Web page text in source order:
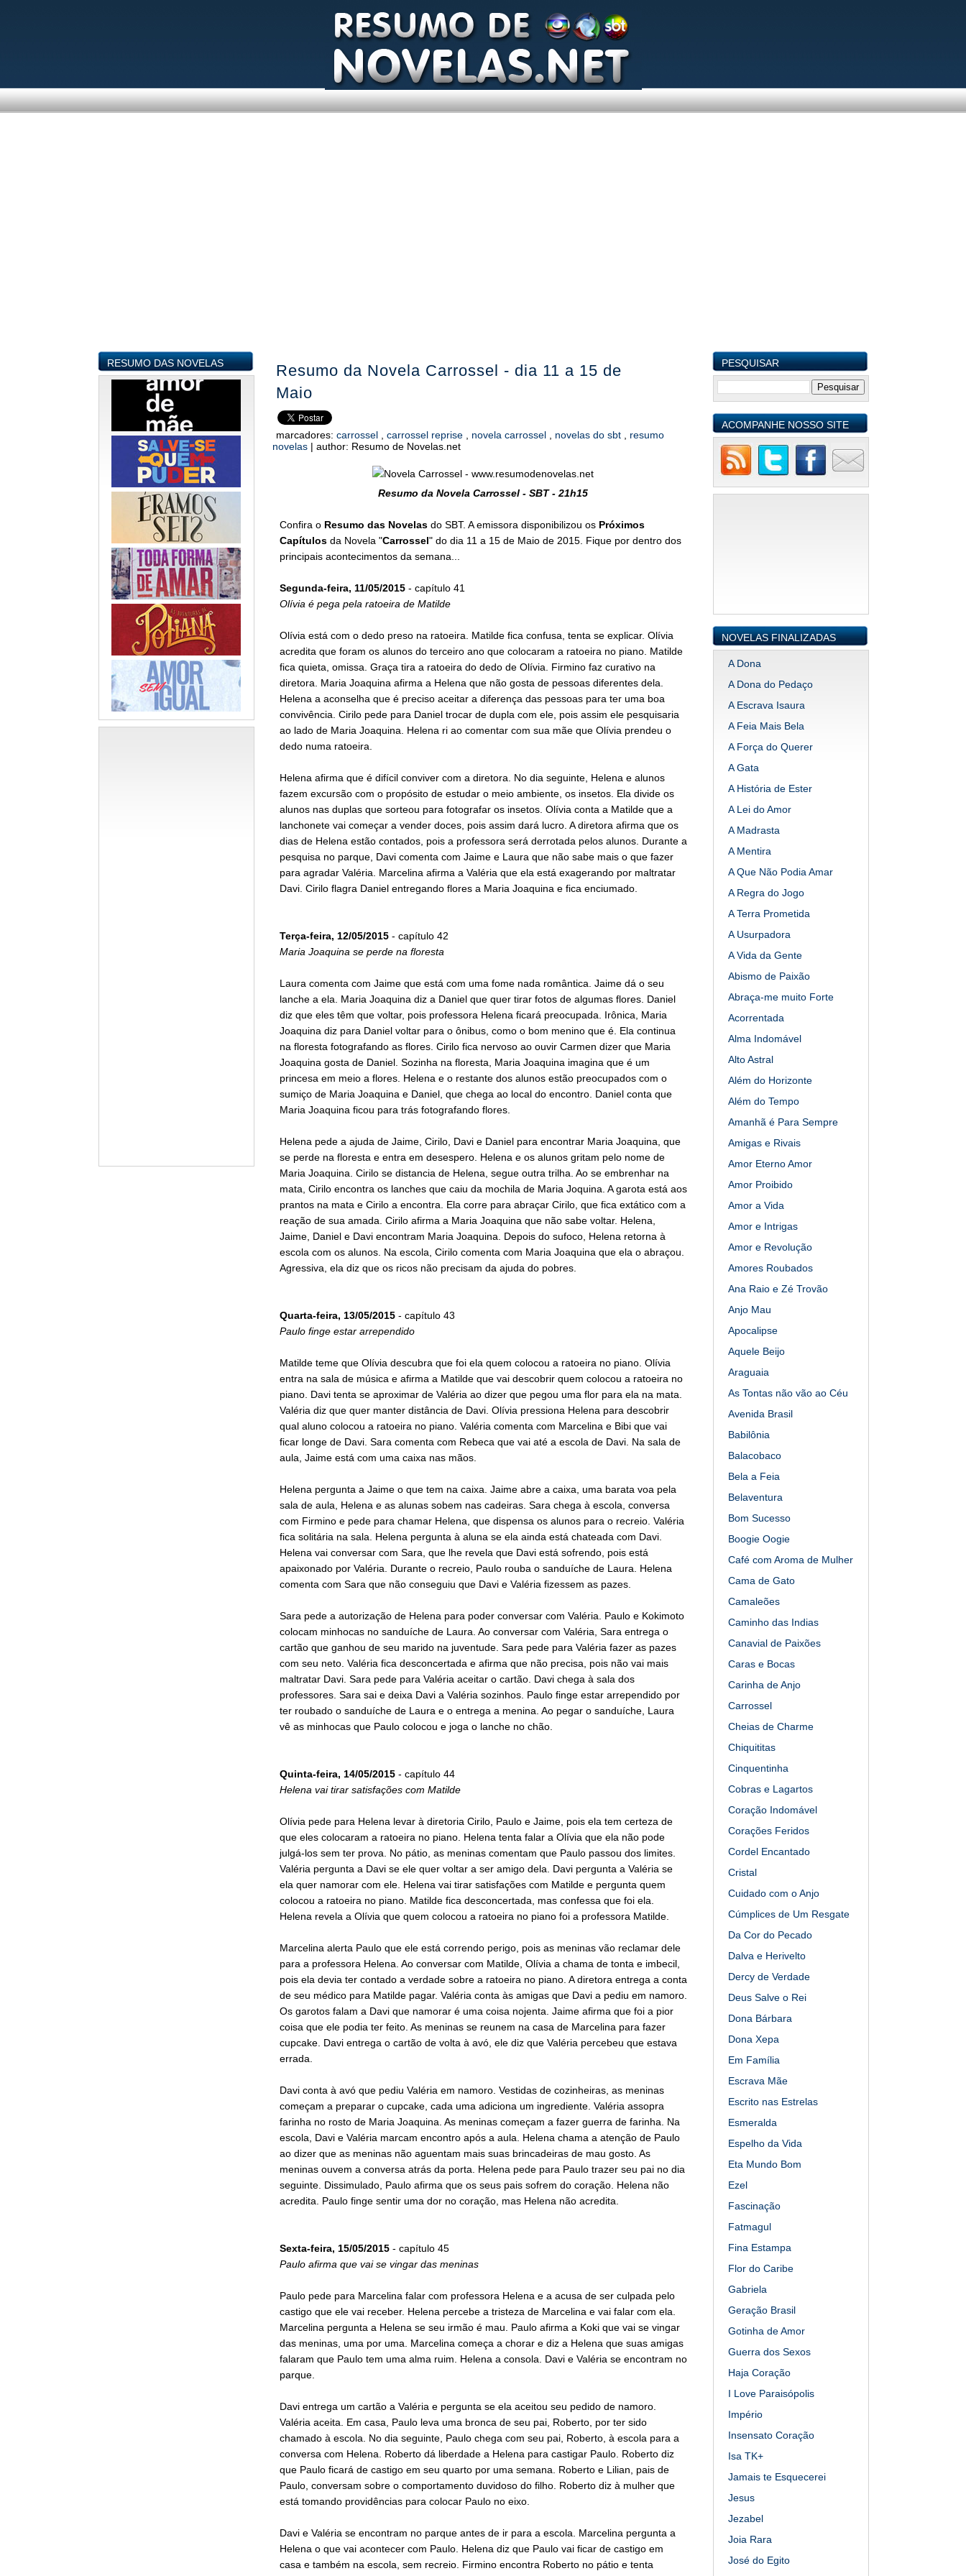
RESUMO DAS NOVELAS
Resumo da Novela Carrossel - dia 11 a 15 de
Maio
marcadores: carrossel carrossel reprise novela carrossel novelas do sbt
resumo
novelas | author: Resumo de Novelas.net
Resumo da Novela Carrossel - SBT - 21h15
Confira o Resumo das Novelasdo SBT. A emissora disponibilizou os Próximos
Capítulosda Novela "Carrossel" do dia 11 a 15 de Maio de 2015. Fique por dentro dos
principais acontecimentos da semana...
Segunda-feira, 11/05/2015- capítulo 41
Olívia é pega pela ratoeira de Matilde
Olívia está com o dedo preso na ratoeira. Matilde fica confusa, tenta se explicar. Olívia
acredita que foram os alunos do terceiro ano que colocaram a ratoeira no piano. Matilde
fica quieta, omissa. Graça tira a ratoeira do dedo de Olívia. Firmino faz curativo na
diretora. Maria Joaquina afirma a Helena que não gosta de pessoas diferentes dela.
Helena a aconselha que é preciso aceitar a diferença das pessoas para ter uma boa
convivência. Cirilo pede para Daniel trocar de dupla com ele, pois assim ele pesquisaria
ao lado de Maria Joaquina. Helena ri ao comentar com sua mãe que Olívia prendeu o
dedo numa ratoeira.
Helena afirma que é difícil conviver com a diretora. No dia seguinte, Helena e alunos
fazem excursão com o propósito de estudar o meio ambiente, os insetos. Ela divide os
alunos nas duplas que sorteou para fotografar os insetos. Olívia conta a Matilde que a
lanchonete vai começar a vender doces, pois assim dará lucro. A diretora afirma que os
dias de Helena estão contados, pois a professora será derrotada pelos alunos. Durante a
pesquisa no parque, Davi comenta com Jaime e Laura que não sabe mais o que fazer
para agradar Valéria. Marcelina afirma a Valéria que ela está exagerando por maltratar
Davi. Cirilo flagra Daniel entregando flores a Maria Joaquina e fica enciumado.
Terça-feira, 12/05/2015- capítulo 42
Maria Joaquina se perde na floresta
Laura comenta com Jaime que está com uma fome nada romântica. Jaime dá o seu
lanche a ela. Maria Joaquina diz a Daniel que quer tirar fotos de algumas flores. Daniel
diz que eles têm que voltar, pois professora Helena ficará preocupada. Irônica, Maria
Joaquina diz para Daniel voltar para o ônibus, como o bom menino que é. Ela continua
na floresta fotografando as flores. Cirilo fica nervoso ao ouvir Carmen dizer que Maria
Joaquina gosta de Daniel. Sozinha na floresta, Maria Joaquina imagina que é um
princesa em meio a flores. Helena e o restante dos alunos estão preocupados com o
sumiço de Maria Joaquina e Daniel, que chega ao local do encontro. Daniel conta que
Maria Joaquina ficou para trás fotografando flores.
Helena pede a ajuda de Jaime, Cirilo, Davi e Daniel para encontrar Maria Joaquina, que
se perde na floresta e entra em desespero. Helena e os alunos gritam pelo nome de
Maria Joaquina. Cirilo se distancia de Helena, segue outra trilha. Ao se embrenhar na
mata, Cirilo encontra os lanches que caiu da mochila de Maria Joquina. A garota está aos
prantos na mata e Cirilo a encontra. Ela corre para abraçar Cirilo, que fica extático com a
reação de sua amada. Cirilo afirma a Maria Joaquina que não sabe voltar. Helena,
Jaime, Daniel e Davi encontram Maria Joaquina. Depois do sufoco, Helena retorna à
escola com os alunos. Na escola, Cirilo comenta com Maria Joaquina que ela o abraçou.
Agressiva, ela diz que os ricos não precisam da ajuda do pobres.
Quarta-feira, 13/05/2015- capítulo 43
Paulo finge estar arrependido
Matilde teme que Olívia descubra que foi ela quem colocou a ratoeira no piano. Olívia
entra na sala de música e afirma a Matilde que vai descobrir quem colocou a ratoeira no
piano. Davi tenta se aproximar de Valéria ao dizer que pegou uma flor para ela na mata.
Valéria diz que quer manter distância de Davi. Olívia pressiona Helena para descobrir
qual aluno colocou a ratoeira no piano. Valéria comenta com Marcelina e Bibi que vai
ficar longe de Davi. Sara comenta com Rebeca que vai até a escola de Davi. Na sala de
aula, Jaime está com uma caixa nas mãos.
Helena pergunta a Jaime o que tem na caixa. Jaime abre a caixa, uma barata voa pela
sala de aula, Helena e as alunas sobem nas cadeiras. Sara chega à escola, conversa
com Firmino e pede para chamar Helena, que dispensa os alunos para o recreio. Valéria
fica solitária na sala. Helena pergunta à aluna se ela ainda está chateada com Davi.
Helena vai conversar com Sara, que lhe revela que Davi está sofrendo, pois está
apaixonado por Valéria. Durante o recreio, Paulo rouba o sanduíche de Laura. Helena
comenta com Sara que não conseguiu que Davi e Valéria fizessem as pazes.
Sara pede a autorização de Helena para poder conversar com Valéria. Paulo e Kokimoto
colocam minhocas no sanduíche de Laura. Ao conversar com Valéria, Sara entrega o
cartão que ganhou de seu marido na juventude. Sara pede para Valéria fazer as pazes
com seu neto. Valéria fica desconcertada e afirma que não precisa, pois não vai mais
maltratar Davi. Sara pede para Valéria aceitar o cartão. Davi chega à sala dos
professores. Sara sai e deixa Davi a Valéria sozinhos. Paulo finge estar arrependido por
ter roubado o sanduíche de Laura e o entrega a menina. Ao pegar o sanduíche, Laura
vê as minhocas que Paulo colocou e joga o lanche no chão.
Quinta-feira, 14/05/2015- capítulo 44
Helena vai tirar satisfações com Matilde
Olívia pede para Helena levar à diretoria Cirilo, Paulo e Jaime, pois ela tem certeza de
que eles colocaram a ratoeira no piano. Helena tenta falar a Olívia que ela não pode
julgá-los sem ter prova. No pátio, as meninas comentam que Paulo passou dos limites.
Valéria pergunta a Davi se ele quer voltar a ser amigo dela. Davi pergunta a Valéria se
ela quer namorar com ele. Helena vai tirar satisfações com Matilde e pergunta quem
colocou a ratoeira no piano. Matilde fica desconcertada, mas confessa que foi ela.
Helena revela a Olívia que quem colocou a ratoeira no piano foi a professora Matilde.
Marcelina alerta Paulo que ele está correndo perigo, pois as meninas vão reclamar dele
para a professora Helena. Ao conversar com Matilde, Olívia a chama de tonta e imbecil,
pois ela devia ter contado a verdade sobre a ratoeira no piano. A diretora entrega a conta
de seu médico para Matilde pagar. Valéria conta às amigas que Davi a pediu em namoro.
Os garotos falam a Davi que namorar é uma coisa nojenta. Jaime afirma que foi a pior
coisa que ele podia ter feito. As meninas se reunem na casa de Marcelina para fazer
cupcake. Davi entrega o cartão de volta à avó, ele diz que Valéria percebeu que estava
errada.
Davi conta à avó que pediu Valéria em namoro. Vestidas de cozinheiras, as meninas
começam a preparar o cupcake, cada uma adiciona um ingrediente. Valéria assopra
farinha no rosto de Maria Joaquina. As meninas começam a fazer guerra de farinha. Na
escola, Davi e Valéria marcam encontro após a aula. Helena chama a atenção de Paulo
ao dizer que as meninas não aguentam mais suas brincadeiras de mau gosto. As
meninas ouvem a conversa atrás da porta. Helena pede para Paulo trazer seu pai no dia
seguinte. Dissimulado, Paulo afirma que os seus pais sofrem do coração. Helena não
acredita. Paulo finge sentir uma dor no coração, mas Helena não acredita.
Sexta-feira, 15/05/2015- capítulo 45
Paulo afirma que vai se vingar das meninas
Paulo pede para Marcelina falar com professora Helena e a acusa de ser culpada pelo
castigo que ele vai receber. Helena percebe a tristeza de Marcelina e vai falar com ela.
Marcelina pergunta a Helena se seu irmão é mau. Paulo afirma a Koki que vai se vingar
das meninas, uma por uma. Marcelina começa a chorar e diz a Helena que suas amigas
falaram que Paulo tem uma alma ruim. Helena a consola. Davi e Valéria se encontram no
parque.
Davi entrega um cartão a Valéria e pergunta se ela aceitou seu pedido de namoro.
Valéria aceita. Em casa, Paulo leva uma bronca de seu pai, Roberto, por ter sido
chamado à escola. No dia seguinte, Paulo chega com seu pai, Roberto, à escola para a
conversa com Helena. Roberto dá liberdade a Helena para castigar Paulo. Roberto diz
que Paulo ficará de castigo em seu quarto por uma semana. Roberto e Lilian, pais de
Paulo, conversam sobre o comportamento duvidoso do filho. Roberto diz à mulher que
está tomando providências para colocar Paulo no eixo.
Davi e Valéria se encontram no parque antes de ir para a escola. Marcelina pergunta a
Helena o que vai acontecer com Paulo. Helena diz que Paulo vai ficar de castigo em
casa e também na escola, sem recreio. Firmino encontra Roberto no pátio e tenta
PESQUISAR
ACOMPANHE NOSSO SITE
NOVELAS FINALIZADAS
A Dona
A Dona do Pedaço
A Escrava Isaura
A Feia Mais Bela
A Força do Querer
A Gata
A História de Ester
A Lei do Amor
A Madrasta
A Mentira
A Que Não Podia Amar
A Regra do Jogo
A Terra Prometida
A Usurpadora
A Vida da Gente
Abismo de Paixão
Abraça-me muito Forte
Acorrentada
Alma Indomável
Alto Astral
Além do Horizonte
Além do Tempo
Amanhã é Para Sempre
Amigas e Rivais
Amor Eterno Amor
Amor Proibido
Amor a Vida
Amor e Intrigas
Amor e Revolução
Amores Roubados
Ana Raio e Zé Trovão
Anjo Mau
Apocalipse
Aquele Beijo
Araguaia
As Tontas não vão ao Céu
Avenida Brasil
Babilônia
Balacobaco
Bela a Feia
Belaventura
Bom Sucesso
Boogie Oogie
Café com Aroma de Mulher
Cama de Gato
Camaleões
Caminho das Indias
Canavial de Paixões
Caras e Bocas
Carinha de Anjo
Carrossel
Cheias de Charme
Chiquititas
Cinquentinha
Cobras e Lagartos
Coração Indomável
Corações Feridos
Cordel Encantado
Cristal
Cuidado com o Anjo
Cúmplices de Um Resgate
Da Cor do Pecado
Dalva e Herivelto
Dercy de Verdade
Deus Salve o Rei
Dona Bárbara
Dona Xepa
Em Família
Escrava Mãe
Escrito nas Estrelas
Esmeralda
Espelho da Vida
Eta Mundo Bom
Ezel
Fascinação
Fatmagul
Fina Estampa
Flor do Caribe
Gabriela
Geração Brasil
Gotinha de Amor
Guerra dos Sexos
Haja Coração
I Love Paraisópolis
Império
Insensato Coração
Isa TK+
Jamais te Esquecerei
Jesus
Jezabel
Joia Rara
José do Egito